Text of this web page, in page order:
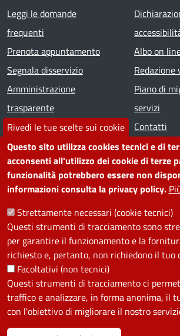
Rivedi le tue scelte sui cookie
Questo sito utilizza cookies tecnici e di
acconsenti all'utilizzo dei cookie di terze
funzionalità potrebbero essere non
informazioni consulta la privacy policy.
Strettamente necessari (cookie tecnici)
Questi strumenti di tracciamento sono
per garantire il funzionamento e la
richiesto e, pertanto, non richiedono il tuo
Facoltativi (non tecnici)
Questi strumenti di tracciamento ci
traffico e analizzare, in forma anonima, il
con l'obiettivo di migliorare il nostro
Footer menu
Leggi le domande
frequenti
Prenota appuntamento
Segnala disservizio
Amministrazione
trasparente
Note legali
Albo on
Redazione
Piano di
servizi
Contatti
SEGUICI SU
Facebook
Instagram
YouTube
Telegram
WhatsApp
TwitterLinkedin
PRIVACY
Useful links section
La Privacy nel Comune
PRIVACY